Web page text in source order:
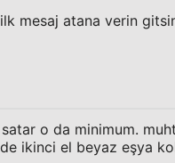
mesaj atana verin
o da minimum.
ikinci el beyaz eşya